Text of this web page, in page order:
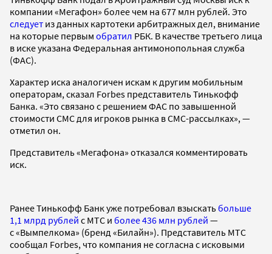
компании «Мегафон» более чем на 677 млн рублей. Это
следует из данных картотеки арбитражных дел, внимание
на которые первым обратил РБК. В качестве третьего лица
в иске указана Федеральная антимонопольная служба
(ФАС).
Характер иска аналогичен искам к другим мобильным
операторам, сказал Forbes представитель Тинькофф
Банка. «Это связано с решением ФАС по завышенной
стоимости СМС для игроков рынка в СМС-рассылках», —
отметил он.
Представитель «Мегафона» отказался комментировать
иск.
Ранее Тинькофф Банк уже потребовал взыскатьбольше
1,1 млрд рублей с МТС и более 436 млн рублей —
с «Вымпелкома» (бренд «Билайн»). Представитель МТС
сообщал Forbes, что компания не согласна с исковыми